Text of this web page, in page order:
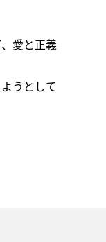
愛と正義
うとして